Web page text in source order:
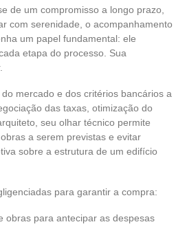
de um compromisso a longo prazo,
com serenidade, o acompanhamento
um papel fundamental: ele
etapa do processo. Sua
mercado e dos critérios bancários a
das taxas, otimização do
seu olhar técnico permite
a serem previstas e evitar
sobre a estrutura de um edifício
para garantir a compra:
obras para antecipar as despesas